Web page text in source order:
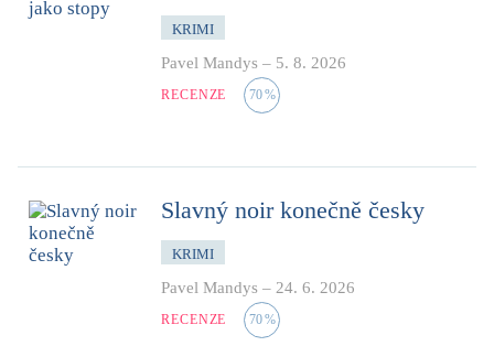
KRIMI
Pavel Mandys – 5. 8. 2026
RECENZE 70%
Slavný noir konečně česky
KRIMI
Pavel Mandys – 24. 6. 2026
RECENZE 70%